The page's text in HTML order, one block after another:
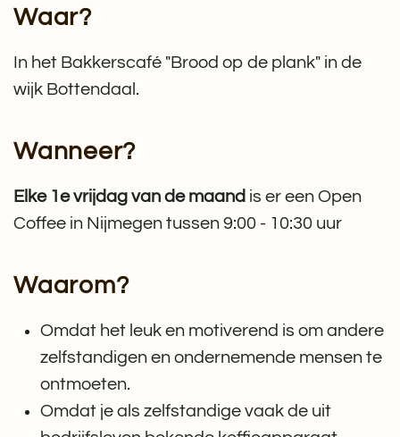
Waar?
In het Bakkerscafé "Brood op de plank" in de
wijk Bottendaal.
Wanneer?
Elke 1e vrijdag van de maand is er een Open
Coffee in Nijmegen tussen 9:00 - 10:30 uur
Waarom?
Omdat het leuk en motiverend is om andere
zelfstandigen en ondernemende mensen te
ontmoeten.
Omdat je als zelfstandige vaak de uit